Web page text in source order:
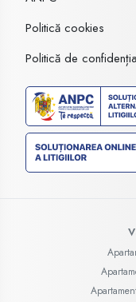
Politică cookies
Politică de